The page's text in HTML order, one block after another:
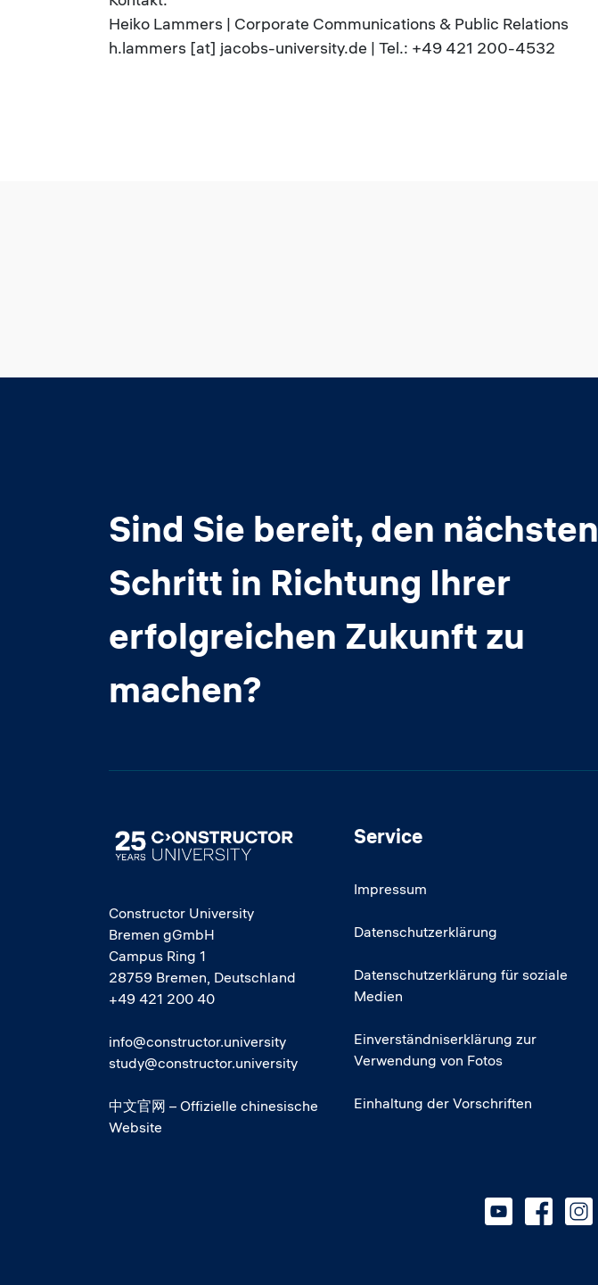
Heiko Lammers | Corporate Communications & Public Relations
h.lammers [at] jacobs-university.de | Tel.: +49 421 200-4532
Sind Sie bereit, den nächsten
Schritt in Richtung Ihrer
erfolgreichen Zukunft zu
machen?
Image
Constructor University
Bremen gGmbH
Campus Ring 1
28759 Bremen, Deutschland
+49 421 200 40
info@constructor.university
study@constructor.university
中文官网 – Offizielle chinesische
Website
Service
Impressum
Datenschutzerklärung
Datenschutzerklärung für soziale
Medien
Einverständniserklärung zur
Verwendung von Fotos
Einhaltung der Vorschriften